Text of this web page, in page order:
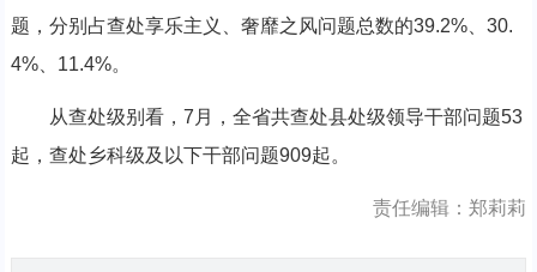
题，分别占查处享乐主义、奢靡之风问题总数的39.2%、30.
4%、11.4%。
从查处级别看，7月，全省共查处县处级领导干部问题53
起，查处乡科级及以下干部问题909起。
责任编辑：郑莉莉